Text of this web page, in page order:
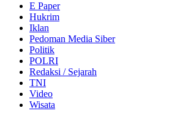
E Paper
Hukrim
Iklan
Pedoman Media Siber
Politik
POLRI
Redaksi / Sejarah
TNI
Video
Wisata